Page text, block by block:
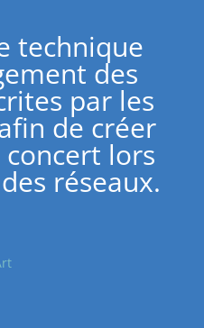
technique
des
par les
de créer
lors
réseaux.